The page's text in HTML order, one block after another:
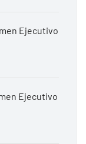
Ejecutivo
Ejecutivo